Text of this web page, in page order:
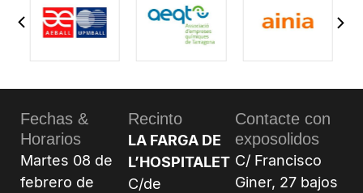
Fechas &
Horarios
Martes 08 de
febrero de
Recinto
LA FARGA DE
L’HOSPITALET
C/de
Contacte con
exposolidos
C/ Francisco
Giner, 27 bajos